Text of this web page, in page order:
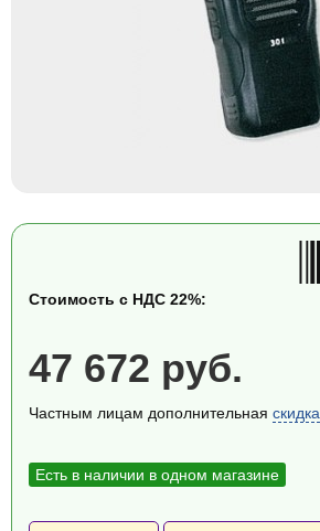
Стоимость с НДС 22%:
47 672 руб.
Частным лицам дополнительная скидка
Есть в наличии в одном магазине